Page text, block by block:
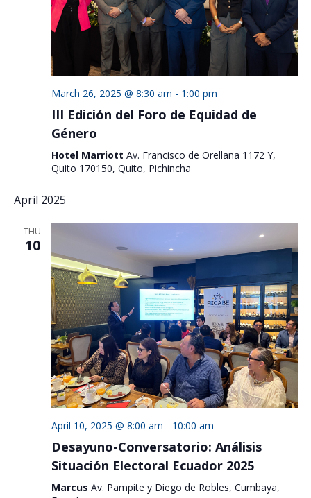
March 26, 2025 @ 8:30 am - 1:00 pm
III Edición del Foro de Equidad de
Género
Hotel Marriott Av. Francisco de Orellana 1172 Y,
Quito 170150, Quito, Pichincha
April 2025
THU
10
April 10, 2025 @ 8:00 am - 10:00 am
Desayuno-Conversatorio: Análisis
Situación Electoral Ecuador 2025
Marcus Av. Pampite y Diego de Robles, Cumbaya,